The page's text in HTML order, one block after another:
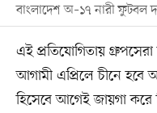
বাংলাদেশ অ–১৭ নারী ফুটবল
এই প্রতিযোগিতায়
আগামী এপ্রিলে চীনে
হিসেবে আগেই জায়গা করে